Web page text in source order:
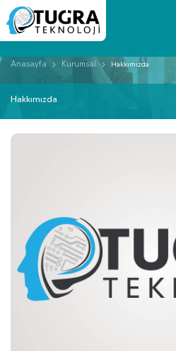
Anasayfa Kurumsal Hakkımızda
Hakkımızda